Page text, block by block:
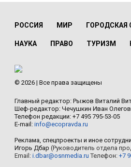
РОССИЯ МИР ГОРОДСКАЯ
НАУКА ПРАВО ТУРИЗМ
© 2026 | Все права защищены
Главный редактор: Рыжов Виталий
Шеф-редактор: Чечушкин Иван
Телефон редакции: +7 495 795-53-05
E-mail: info@ecopravda.ru
Реклама, спецпроекты и иное
Игорь Дбар (Руководитель отдела
Email: i.dbar@osnmedia.ru Телефон: +7